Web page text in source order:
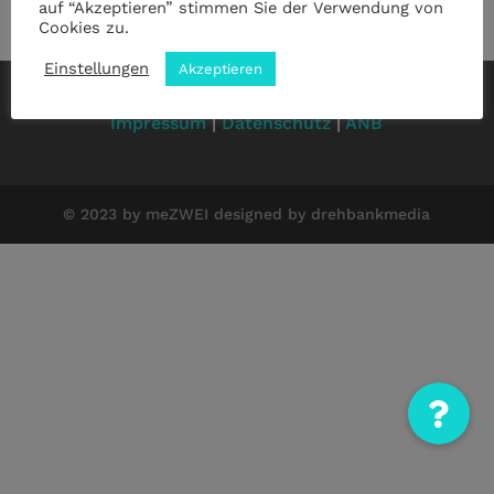
Impressum|Datenschutz|ANB
© 2023 by meZWEI designed by drehbankmedia
auf “Akzeptieren” stimmen Sie der Verwendung von
Cookies zu.
Einstellungen Akzeptieren